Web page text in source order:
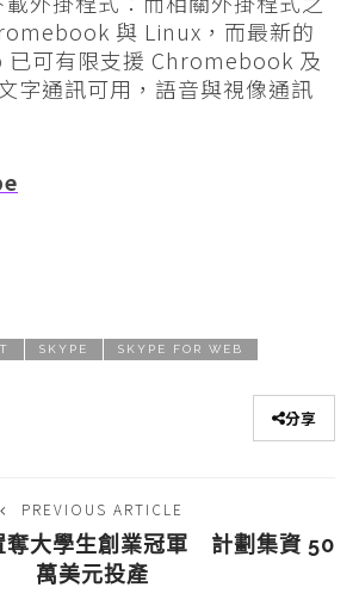
與 Linux，而最新的
已可有限支援 Chromebook 及
字通訊可用，語音與視像通訊
SKYPE SKYPE FOR WEB
分享
PREVIOUS ARTICLE
奪大學生創業冠軍 計劃集資 50
萬美元投產